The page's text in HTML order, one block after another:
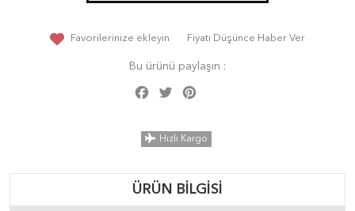
Favorilerinize ekleyin Fiyatı Düşünce Haber Ver
Bu ürünü paylaşın :
Facebook
Twitter
Hızlı Kargo
ÜRÜN BILGISI